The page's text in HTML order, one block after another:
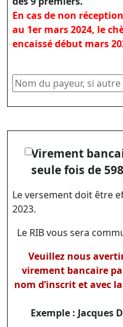
En cas de non
au 1er mars 2024, le
encaissé début mars
Virement
seule fois de
Le versement doit être
2023.
Le RIB vous sera
Veuillez nous
virement bancaire
nom d’inscrit et avec
Exemple : Jacques